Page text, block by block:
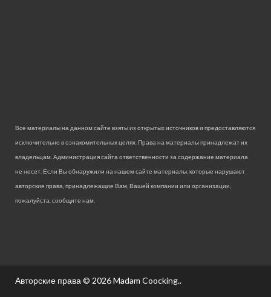
Все материалы на данном сайте взяты из открытых источников и предоставляются
исключительно в ознакомительных целях. Права на материалы принадлежат их
владельцам. Администрация сайта ответственности за содержание материала
не несет. Если Вы обнаружили на нашем сайте материалы, которые нарушают
авторские права, принадлежащие Вам, Вашей компании или организации,
пожалуйста, сообщите нам.
Авторские права © 2026Madam Coocking..